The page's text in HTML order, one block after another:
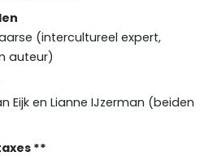
(intercultureel expert,
auteur)
Eijk en Lianne IJzerman (beiden
**